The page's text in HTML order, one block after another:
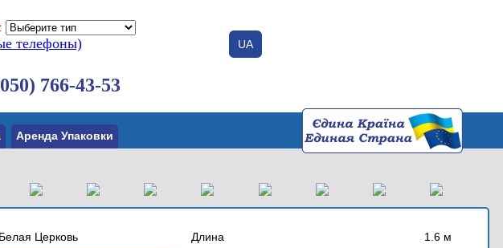
телефоны)
766-43-53
UA
Аренда Упаковки
Длина 1.6 м